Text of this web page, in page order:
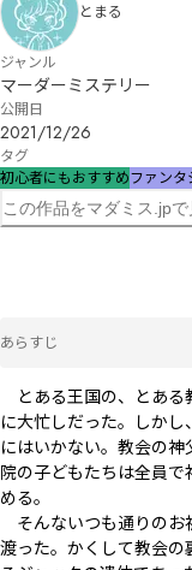
とまる
ジャンル
マーダーミステリー
公開日
2021/12/26
タグ
初心者にもおすすめファンタ
この作品をマダミス.jpで
あらすじ
とある王国の、とある
に大忙しだった。しか
にはいかない。教会の
院の子どもたちは全員
める。
そんないつも通りのお
渡った。かくして教会